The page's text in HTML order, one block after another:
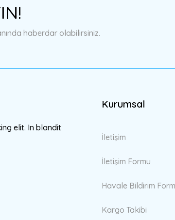
haberdar olabilirsiniz.
elit. In blandit
Kurumsal
İletişim
İletişim Formu
Havale Bildirim
Kargo Takibi